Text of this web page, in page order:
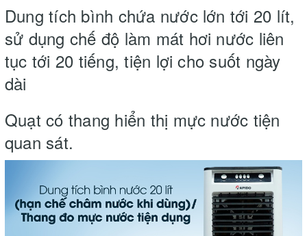
Dung tích bình chứa nước lớn tới 20 lít,
sử dụng chế độ làm mát hơi nước liên
tục tới 20 tiếng, tiện lợi cho suốt ngày
dài
Quạt có thang hiển thị mực nước tiện
quan sát.